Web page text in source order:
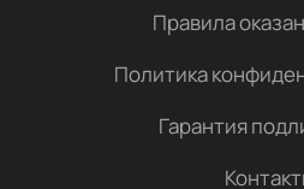
Правила
Политика
Гарантия